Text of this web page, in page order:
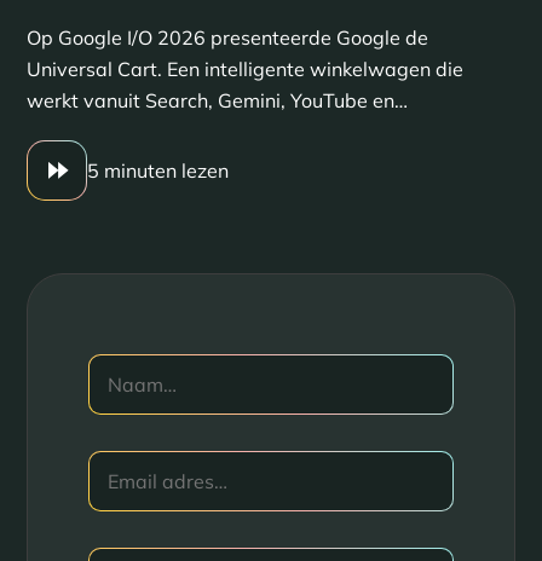
Op Google I/O 2026 presenteerde Google de
Universal Cart. Een intelligente winkelwagen die
werkt vanuit Search, Gemini, YouTube en…
5 minuten lezen